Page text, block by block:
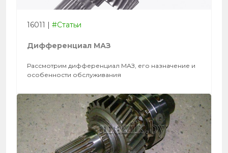
16011 | #Статьи
Дифференциал МАЗ
Рассмотрим дифференциал МАЗ, его назначение и
особенности обслуживания